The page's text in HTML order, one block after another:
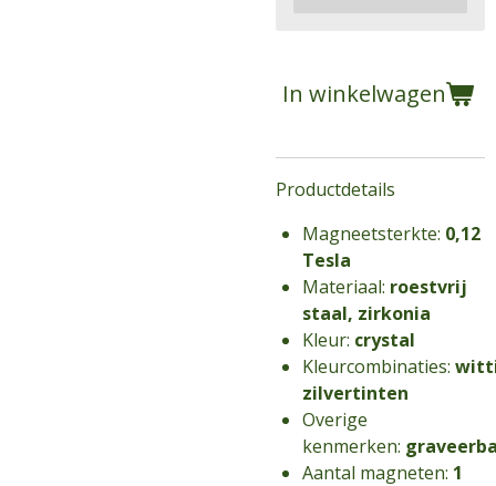
In winkelwagen
Productdetails
Magneetsterkte: 0,12
Tesla
Materiaal: roestvrij
staal, zirkonia
Kleur: crystal
Kleurcombinaties:
zilvertinten
Overige
kenmerken:
Aantal magneten: 1